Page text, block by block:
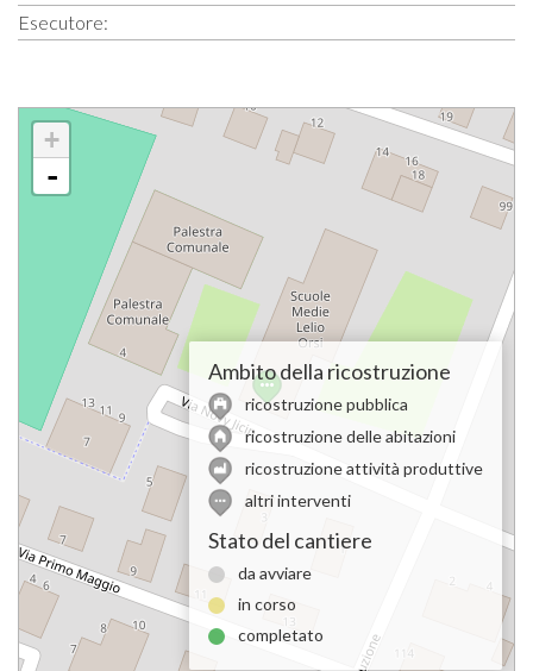
Esecutore:
+
-
Ambito della ricostruzione
ricostruzione pubblica
ricostruzione delle abitazioni
ricostruzione attività produttive
altri interventi
Stato del cantiere
da avviare
in corso
completato